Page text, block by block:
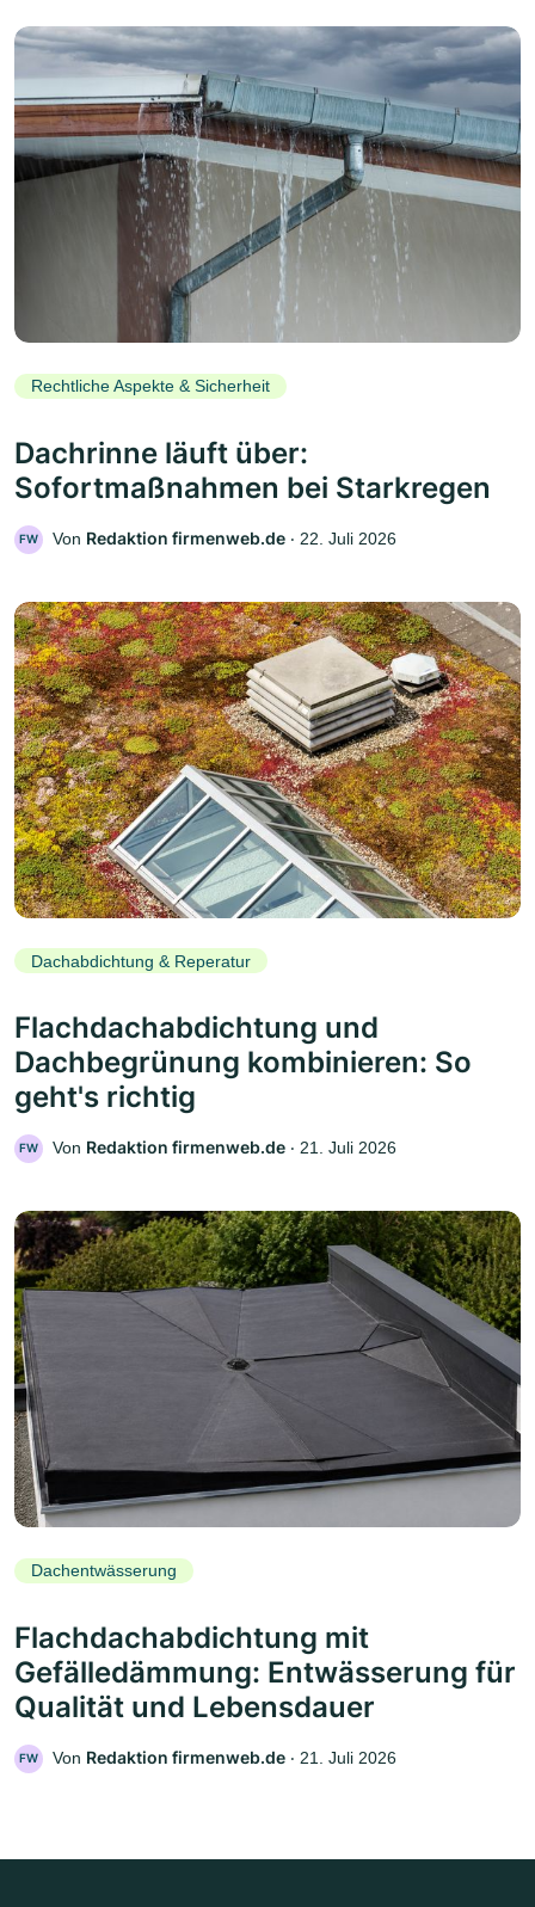
Rechtliche Aspekte & Sicherheit
Dachrinne läuft über:
Sofortmaßnahmen bei Starkregen
FW Von Redaktion firmenweb.de ‧ 22. Juli 2026
Dachabdichtung & Reperatur
Flachdachabdichtung und
Dachbegrünung kombinieren: So
geht's richtig
FW Von Redaktion firmenweb.de ‧ 21. Juli 2026
Dachentwässerung
Flachdachabdichtung mit
Gefälledämmung: Entwässerung für
Qualität und Lebensdauer
FW Von Redaktion firmenweb.de ‧ 21. Juli 2026